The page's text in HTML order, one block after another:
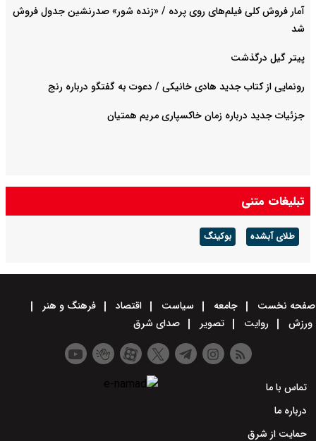
آمار فروش کلی فیلم‌های روی پرده / «زنده شور» صدرنشین جدول فروش
شد
پیتر گیل درگذشت
رونمایی از کتاب جدید هادی خانیکی / دعوت به گفتگو درباره رنج
جزئیات جدید درباره زمان خاکسپاری مریم همتیان
تبلیغات متنی
طلای آبشده بوکینگ
صفحه نخست جامعه سیاست اقتصاد
فرهنگ و هنر
ورزش
روایت تصویر صدای شرق
تماس با ما
درباره ما
حمایت از شرق